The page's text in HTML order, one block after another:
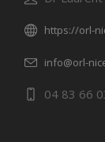
https://orl-
info@orl-
04 83 66